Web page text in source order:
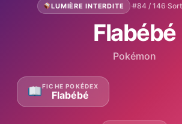
LUMIÈRE INTERDITE ·#84 / 146·
Flabébé
Pokémon
FICHE POKÉDEX
Flabébé